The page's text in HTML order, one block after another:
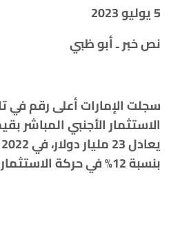
5 يوليو 2023
نص خبر ـ أبو ظبي
سجلت الإمارات أعلى رقم في
بنسبة 12% في حركة الاستثمارات الأجنبية حول العالم.